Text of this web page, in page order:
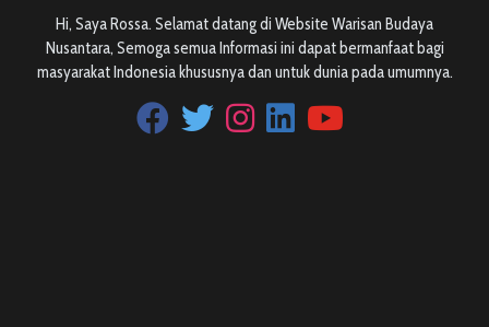
Hi, Saya Rossa. Selamat datang di Website Warisan Budaya
Nusantara, Semoga semua Informasi ini dapat bermanfaat bagi
masyarakat Indonesia khususnya dan untuk dunia pada umumnya.